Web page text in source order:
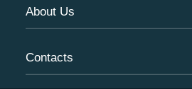
About Us
Contacts